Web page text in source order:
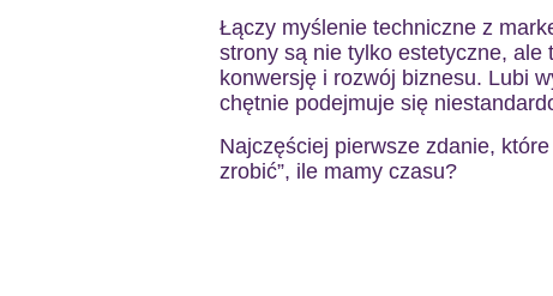
Łączy myślenie techniczne z
strony są nie tylko estetyczne, ale
konwersję i rozwój biznesu. Lubi
chętnie podejmuje się
Najczęściej pierwsze zdanie,
zrobić”, ile mamy czasu?